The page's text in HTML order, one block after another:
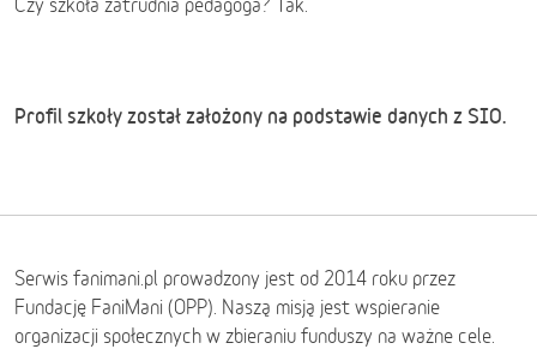
Profil szkoły został założony na podstawie danych z SIO.
Serwis fanimani.pl prowadzony jest od 2014 roku przez
Fundację FaniMani (OPP). Naszą misją jest wspieranie
organizacji społecznych w zbieraniu funduszy na ważne cele.